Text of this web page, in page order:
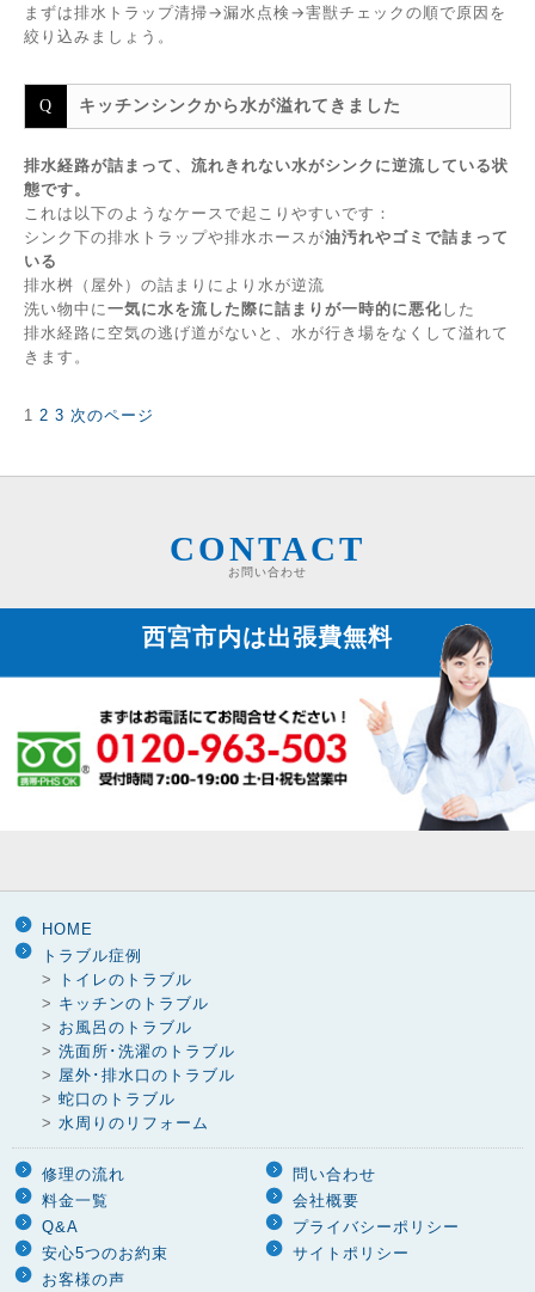
まずは排水トラップ清掃→漏水点検→害獣チェックの順で原因を
絞り込みましょう。
キッチンシンクから水が溢れてきました
排水経路が詰まって、流れきれない水がシンクに逆流している状
態です。
これは以下のようなケースで起こりやすいです：
シンク下の排水トラップや排水ホースが油汚れやゴミで詰まって
いる
排水桝（屋外）の詰まりにより水が逆流
洗い物中に一気に水を流した際に詰まりが一時的に悪化した
排水経路に空気の逃げ道がないと、水が行き場をなくして溢れて
きます。
投固
1 固
2 固
3 次のページ
CONTACT
お問い合わせ
西宮市内は出張費無料
HOME
トラブル症例
>
トイレのトラブル
> キッチンのトラブル
> お風呂のトラブル
> 洗面所･洗濯のトラブル
> 屋外･排水口のトラブル
> 蛇口のトラブル
> 水周りのリフォーム
修理の流れ
料金一覧
Q&A
安心5つのお約束
お客様の声
問い合わせ
会社概要
プライバシーポリシー
サイトポリシー